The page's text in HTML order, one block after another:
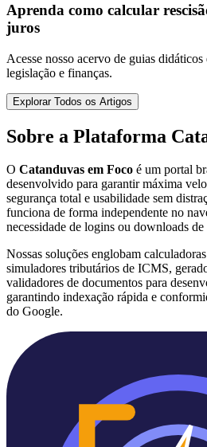
Aprenda como calcular
juros
Acesse nosso acervo de guias
legislação e finanças.
Explorar Todos os Artigos
Sobre a Plataforma
O Catanduvas em Foco é um portal
desenvolvido para garantir máxima
segurança total e usabilidade sem
funciona de forma independente no
necessidade de logins ou downloads
Nossas soluções englobam
simuladores tributários de ICMS,
validadores de documentos para
garantindo indexação rápida e
do Google.